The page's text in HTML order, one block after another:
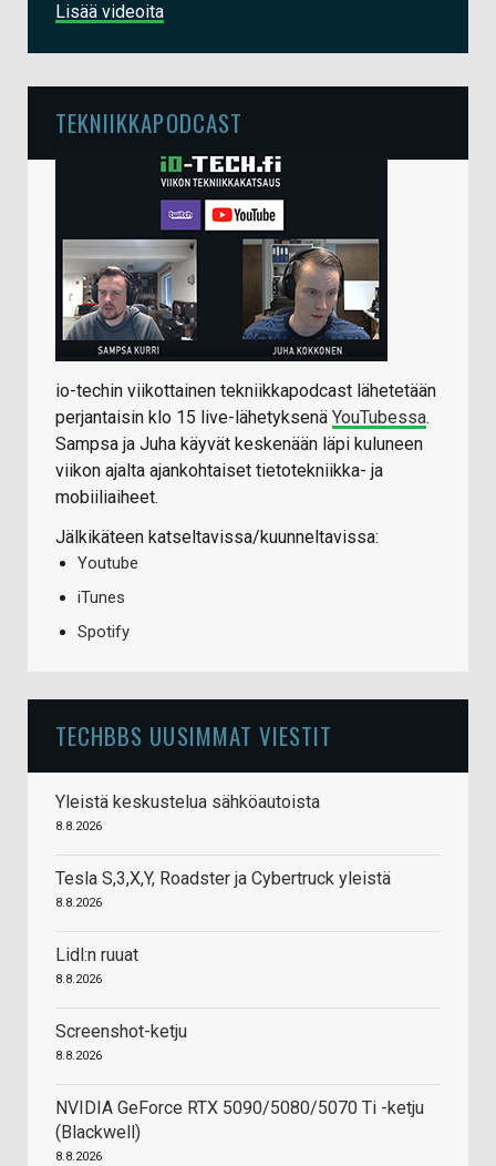
Lisää videoita
TEKNIIKKAPODCAST
io-techin viikottainen tekniikkapodcast lähetetään
perjantaisin klo 15 live-lähetyksenä YouTubessa.
Sampsa ja Juha käyvät keskenään läpi kuluneen
viikon ajalta ajankohtaiset tietotekniikka- ja
mobiiliaiheet.
Jälkikäteen katseltavissa/kuunneltavissa:
Youtube
iTunes
Spotify
TECHBBS UUSIMMAT VIESTIT
Yleistä keskustelua sähköautoista
8.8.2026
Tesla S,3,X,Y, Roadster ja Cybertruck yleistä
8.8.2026
Lidl:n ruuat
8.8.2026
Screenshot-ketju
8.8.2026
NVIDIA GeForce RTX 5090/5080/5070 Ti -ketju
(Blackwell)
8.8.2026